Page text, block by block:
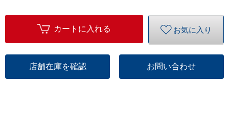
カートに入れる お気に入り
店舗在庫を確認 お問い合わせ